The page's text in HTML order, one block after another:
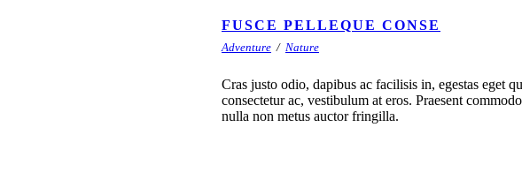
FUSCE PELLEQUE CONSE
Adventure / Nature
Cras justo odio, dapibus ac facilisis in, egestas eget
consectetur ac, vestibulum at eros. Praesent
nulla non metus auctor fringilla.